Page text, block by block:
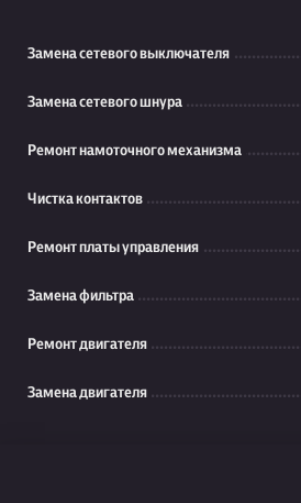
Замена сетевого выключателя
Замена сетевого шнура
Ремонт намоточного механизма
Чистка контактов
Ремонт платы управления
Замена фильтра
Ремонт двигателя
Замена двигателя